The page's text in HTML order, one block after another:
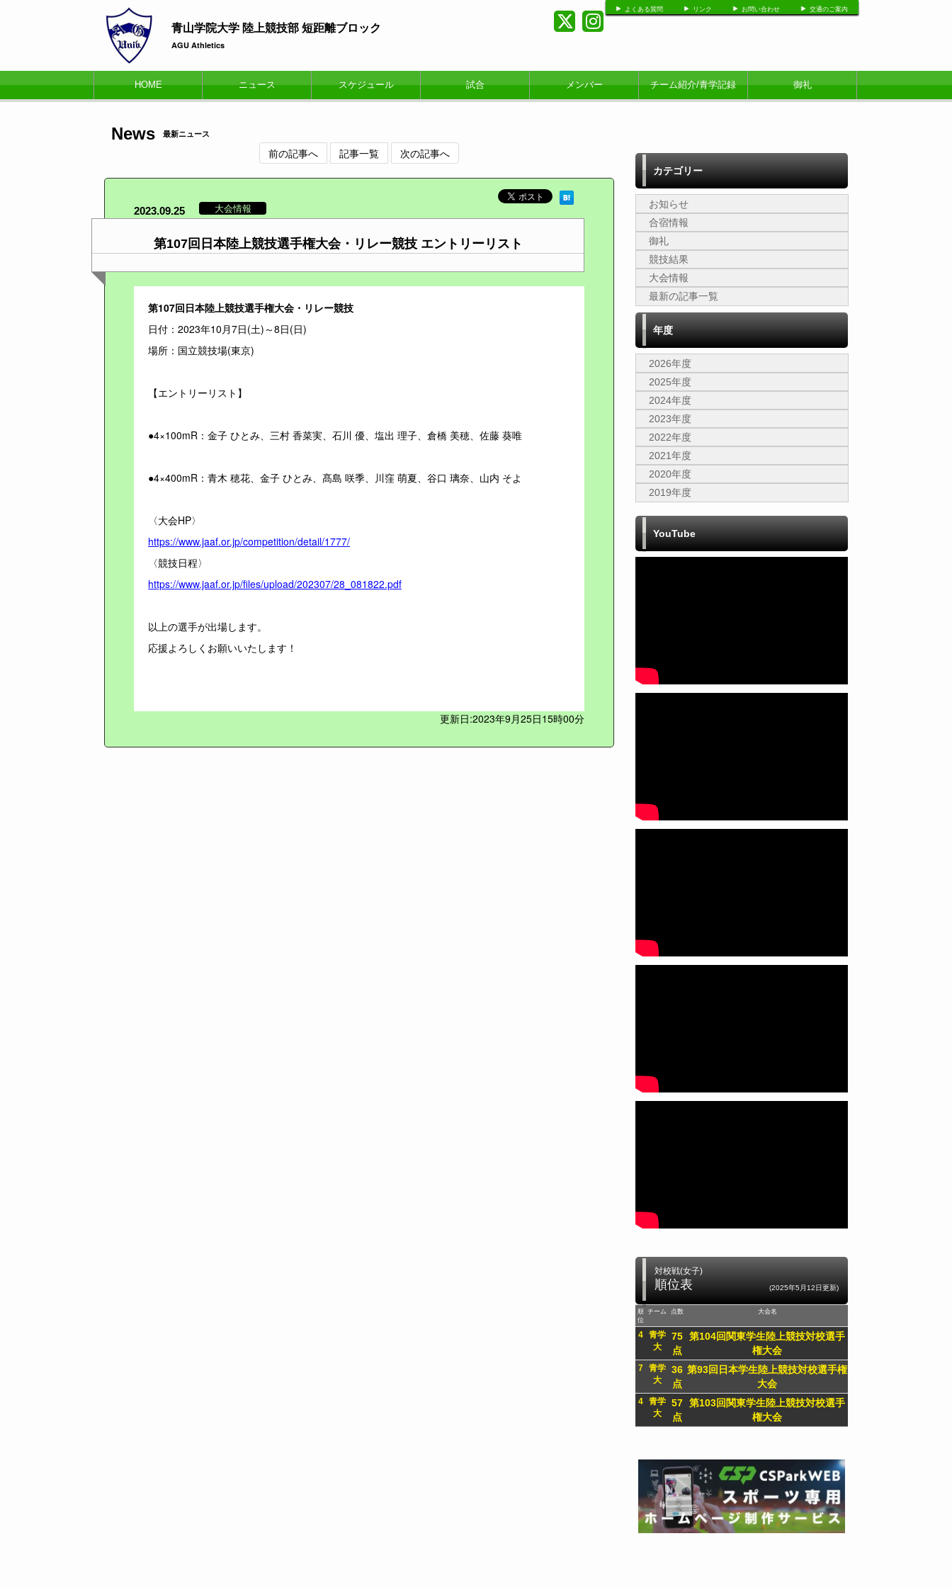
よくある質問 リンク お問い合わせ 交通のご案内
青山学院大学 陸上競技部 短距離ブロック
AGU Athletics
HOME ニュース スケジュール 試合 メンバー チーム紹介/青学記録 御礼
News 最新ニュース
前の記事へ 記事一覧 次の記事へ
2023.09.25 大会情報
第107回日本陸上競技選手権大会・リレー競技 エントリーリスト
第107回日本陸上競技選手権大会・リレー競技
日付：2023年10月7日(土)～8日(日)
場所：国立競技場(東京)
【エントリーリスト】
●4×100mR：金子 ひとみ、三村 香菜実、石川 優、塩出 理子、倉橋 美穂、佐藤 葵唯
●4×400mR：青木 穂花、金子 ひとみ、髙島 咲季、川窪 萌夏、谷口 璃奈、山内 そよ
〈大会HP〉
https://www.jaaf.or.jp/competition/detail/1777/
〈競技日程〉
https://www.jaaf.or.jp/files/upload/202307/28_081822.pdf
以上の選手が出場します。
応援よろしくお願いいたします！
更新日:2023年9月25日15時00分
カテゴリー
お知らせ
合宿情報
御礼
競技結果
大会情報
最新の記事一覧
年度
2026年度
2025年度
2024年度
2023年度
2022年度
2021年度
2020年度
2019年度
YouTube
対校戦(女子)
順位表 (2025年5月12日更新)
順
位
チーム 点数 大会名
4 青学
大
75
点
第104回関東学生陸上競技対校選手
権大会
7 青学
大
36
点
第93回日本学生陸上競技対校選手権
大会
4 青学
大
57
点
第103回関東学生陸上競技対校選手
権大会